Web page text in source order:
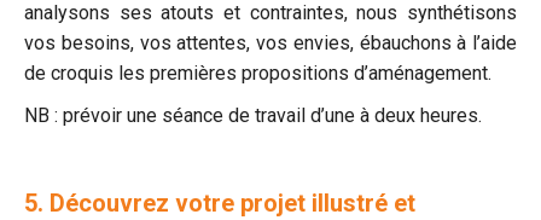
analysons ses atouts et contraintes, nous synthétisons
vos besoins, vos attentes, vos envies, ébauchons à l’aide
de croquis les premières propositions d’aménagement.
NB : prévoir une séance de travail d’une à deux heures.
5. Découvrez votre projet illustré et